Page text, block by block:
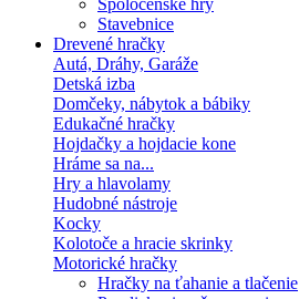
Spoločenské hry
Stavebnice
Drevené hračky
Autá, Dráhy, Garáže
Detská izba
Domčeky, nábytok a bábiky
Edukačné hračky
Hojdačky a hojdacie kone
Hráme sa na...
Hry a hlavolamy
Hudobné nástroje
Kocky
Kolotoče a hracie skrinky
Motorické hračky
Hračky na ťahanie a tlačenie